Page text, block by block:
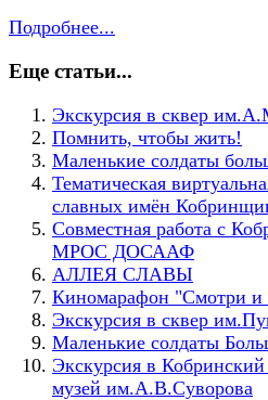
Подробнее...
Еще статьи...
Экскурсия в сквер
Помнить, чтобы жить!
Маленькие солдаты
Тематическая
славных имён
Совместная работа с
МРОС ДОСААФ
АЛЛЕЯ СЛАВЫ
Киномарафон "Смотри и
Экскурсия в сквер
Маленькие солдаты
Экскурсия в
музей им.А.В.Суворова